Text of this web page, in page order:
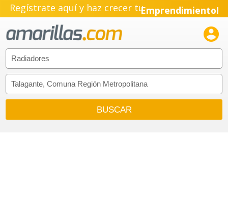
Regístrate aquí y haz crecer tuEmprendimiento!
